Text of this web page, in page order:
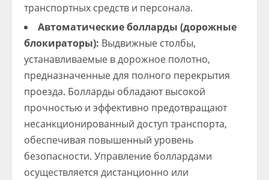
транспортных средств и персонала.
Автоматические болларды (дорожные
блокираторы): Выдвижные столбы,
устанавливаемые в дорожное полотно,
предназначенные для полного перекрытия
проезда. Болларды обладают высокой
прочностью и эффективно предотвращают
несанкционированный доступ транспорта,
обеспечивая повышенный уровень
безопасности. Управление боллардами
осуществляется дистанционно или